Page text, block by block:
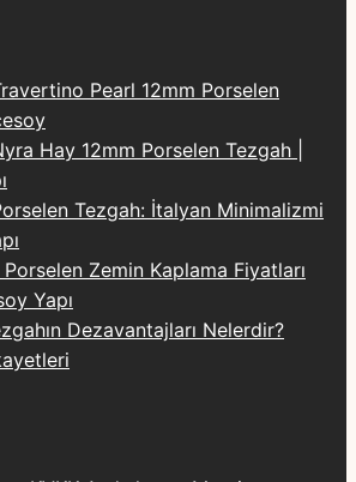
Pearl 12mm Porselen
Hay 12mm Porselen Tezgah |
Tezgah: İtalyan Minimalizmi
Zemin Kaplama Fiyatları
Yapı
Dezavantajları Nelerdir?